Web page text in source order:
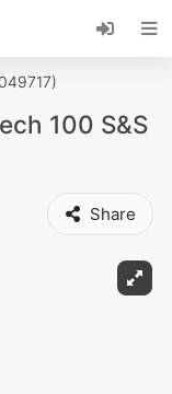
adicione-a
100 S&S
Share